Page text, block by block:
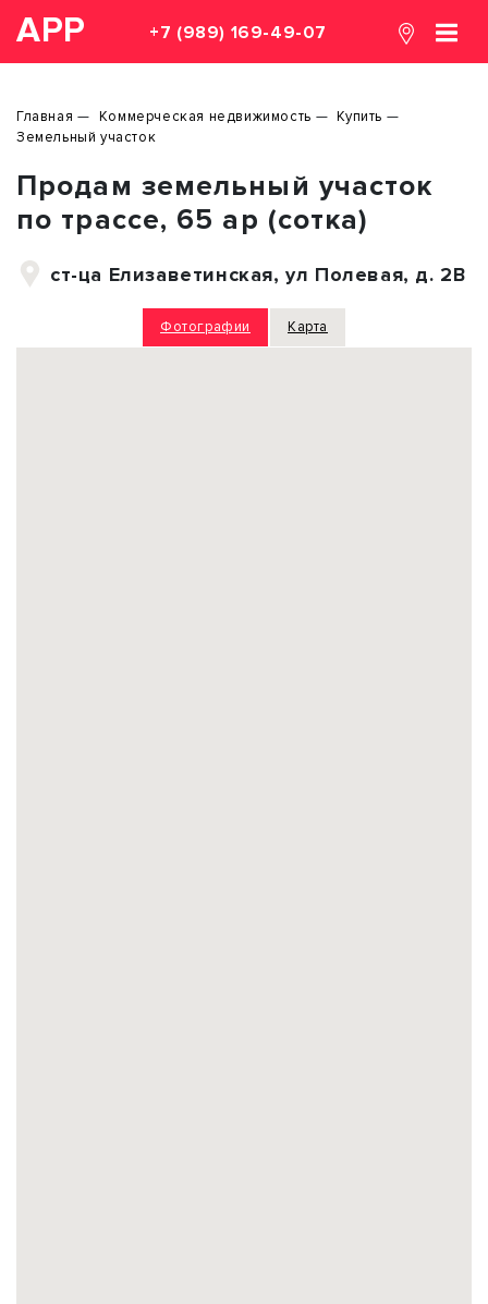
АРР +7 (989) 169-49-07
Главная Коммерческая недвижимость
Купить
Земельный участок
Продам земельный участок
по трассе, 65 ар (сотка)
ст-ца Елизаветинская, ул Полевая, д. 2В
Фотографии Карта